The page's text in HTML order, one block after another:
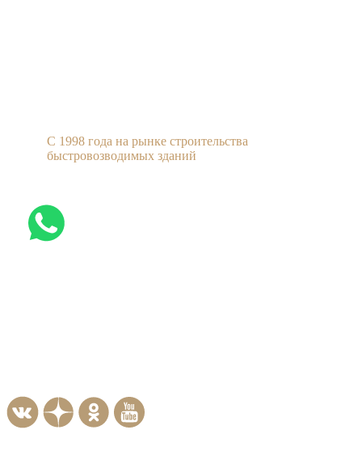
C 1998 года на рынке строительства
быстровозводимых зданий